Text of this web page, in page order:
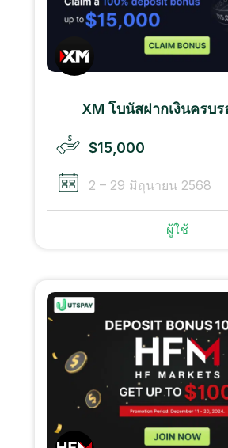
XM โบนัสฝากเงินครบร
$15,000
2 – 29 มิถุนายน 2568
ผู้ใช้